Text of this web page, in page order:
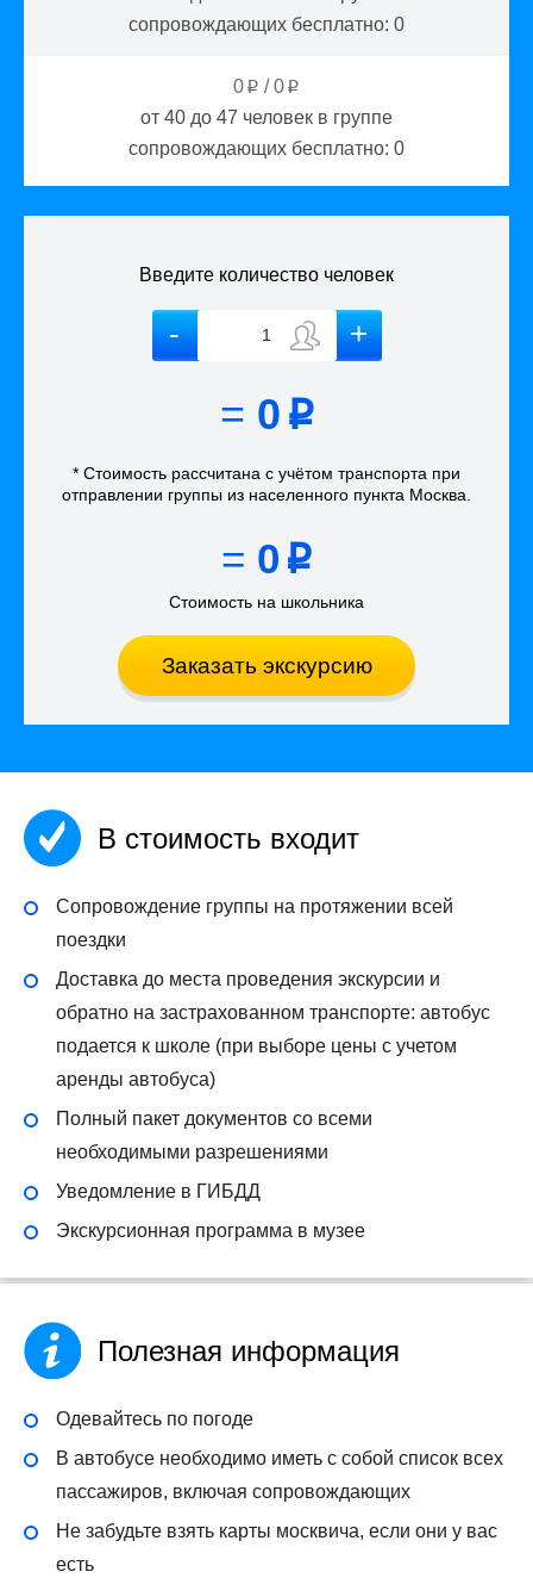
сопровождающих бесплатно: 0
0 p /0 p
от 40 до 47 человек в группе
сопровождающих бесплатно: 0
Введите количество человек
= 0 p
* Стоимость рассчитана с учётом транспорта при
отправлении группы из населенного пункта Москва
= 0 p
Стоимость на школьника
Заказать экскурсию
В стоимость входит
Сопровождение группы на протяжении всей
поездки
Доставка до места проведения экскурсии и
обратно на застрахованном транспорте: автобус
подается к школе (при выборе цены с учетом
аренды автобуса)
Полный пакет документов со всеми
необходимыми разрешениями
Уведомление в ГИБДД
Экскурсионная программа в музее
Полезная информация
Одевайтесь по погоде
В автобусе необходимо иметь с собой список всех
пассажиров, включая сопровождающих
Не забудьте взять карты москвича, если они у вас
есть